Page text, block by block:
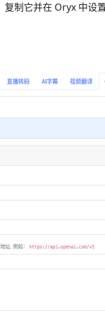
复制它并在 Oryx 中设